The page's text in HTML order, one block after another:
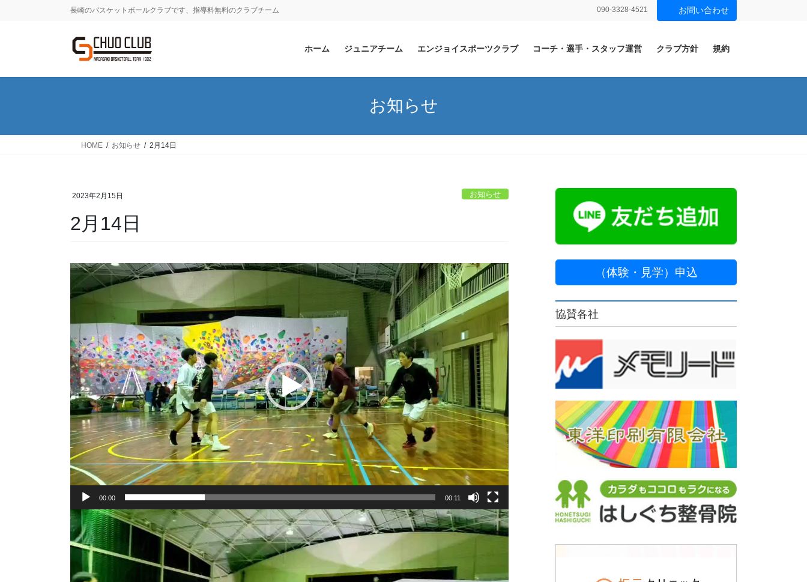
に
ョ
動
長崎のバスケットボールクラブです、指導料無料のクラブチーム 090-3328-4521 お問い合わせ
ホーム ジュニアチーム エンジョイスポーツクラブ コーチ・選手・スタッフ運営 クラブ方針 規約
お知らせ
HOME お知らせ 2月14日
2023年2月15日 お知らせ
2月14日
動
プ
ー
ヤ
ー
00:00 00:11
動
画
プ
ー
（体験・見学）申込
協賛各社